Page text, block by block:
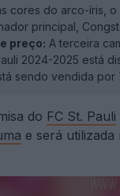
cores do arco-íris,
principal,
preço: A terceira
2024-2025 está
sendo vendida por
do FC St. Pauli
e será utilizada